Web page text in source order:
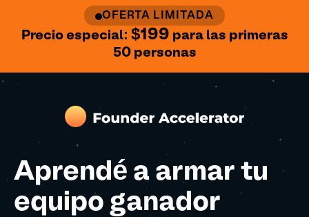
OFERTA LIMITADA
Precio especial: $199 para las primeras
50 personas
Aprendé a armar tu
equipo ganador